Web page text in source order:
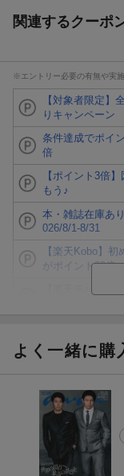
関連するクーポ
※エントリー必要の有無や実
【対象者限定
りキャンペーン
条件達成でポイ
倍
【ポイント3倍
もう♪
本・雑誌在庫あ
026/8/1-8/31
【楽天Kobo】
がポイント20倍
ト山分け
楽天モバイル紹
進呈
条件達成で楽天
が当たる
よく一緒に購